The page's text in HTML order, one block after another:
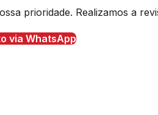
prioridade. Realizamos a
via WhatsApp